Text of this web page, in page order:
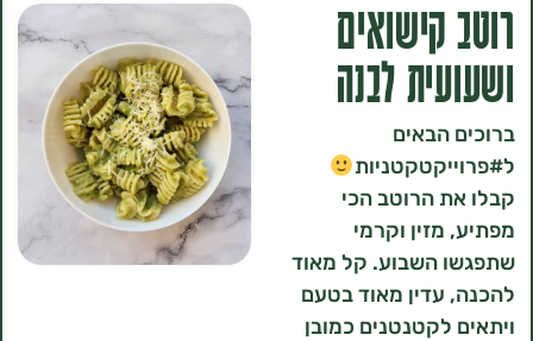
לבנה
הבאים
הרוטב הכי
וקרמי
השבוע. קל מאוד
מאוד בטעם
כמובן